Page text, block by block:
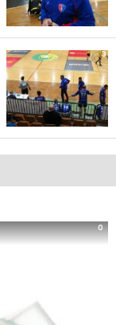
3
0